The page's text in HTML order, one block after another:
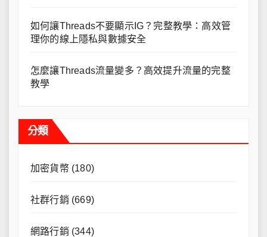
如何讓Threads不要顯示IG？完整教學：高效管
理你的線上隱私與數據安全
怎麼讓Threads流量變多？高效提升流量的完整
教學
分類
加密貨幣(180)
社群行銷 (669)
網路行銷 (344)